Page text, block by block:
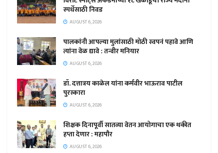
स्पर्धेसाठी निवड
AUGUST 6, 2026
पालकांनी आपल्या मुलांसाठी मोठी स्वपनं पहावे आणि
त्यांना वेळ द्यावे : तन्वीर मनियार
AUGUST 6, 2026
डॉ. दत्तात्रय काळेल यांना कर्मवीर भाऊराव पाटील
पुरस्कारा
AUGUST 6, 2026
शिक्षक दिनापूर्वी सातव्या वेतन आयोगाचा एक थकीत
हप्ता देणार : महापौर
AUGUST 6, 2026